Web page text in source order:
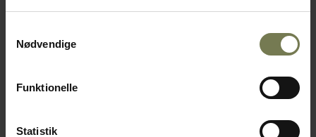
Nødvendige
Funktionelle
Statistik